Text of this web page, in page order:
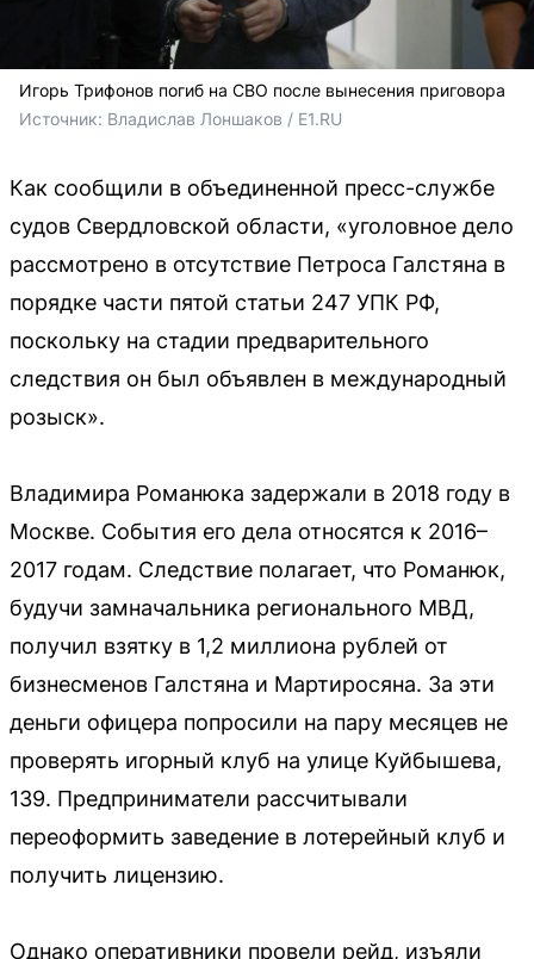
Игорь Трифонов погиб на СВО после вынесения приговора
Источник: Владислав Лоншаков / E1.RU
Как сообщили в объединенной пресс-службе
судов Свердловской области, «уголовное дело
рассмотрено в отсутствие Петроса Галстяна в
порядке части пятой статьи 247 УПК РФ,
поскольку на стадии предварительного
следствия он был объявлен в международный
розыск».
Владимира Романюка задержали в 2018 году в
Москве. События его дела относятся к 2016–
2017 годам. Следствие полагает, что Романюк,
будучи замначальника регионального МВД,
получил взятку в 1,2 миллиона рублей от
бизнесменов Галстяна и Мартиросяна. За эти
деньги офицера попросили на пару месяцев не
проверять игорный клуб на улице Куйбышева,
139. Предприниматели рассчитывали
переоформить заведение в лотерейный клуб и
получить лицензию.
Однако оперативники провели рейд, изъяли